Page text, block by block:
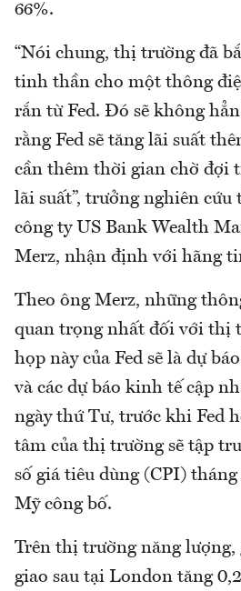
66%.
“Nói chung, thị trường đã
tinh thần cho một thông
rắn từ Fed. Đó sẽ không
rằng Fed sẽ tăng lãi suất
cần thêm thời gian chờ đợi
lãi suất”, trưởng nghiên
công ty US Bank Wealth
Merz, nhận định với hãng
Theo ông Merz, những
quan trọng nhất đối với thị
họp này của Fed sẽ là dự
và các dự báo kinh tế cập
ngày thứ Tư, trước khi Fed
tâm của thị trường sẽ tập
số giá tiêu dùng (CPI)
Mỹ công bố.
Trên thị trường năng lượng,
giao sau tại London tăng